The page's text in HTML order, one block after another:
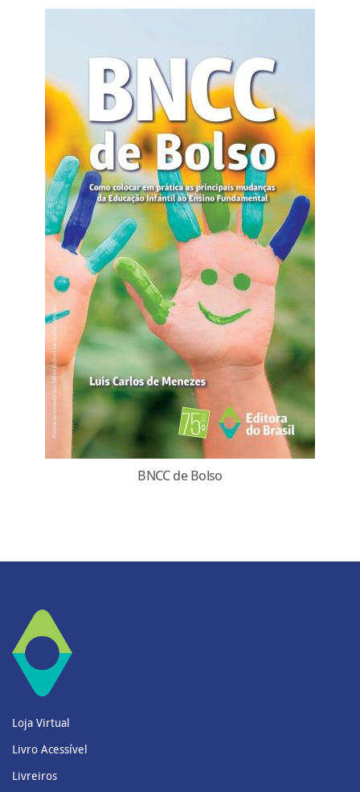
BNCC de Bolso
Loja Virtual
Livro Acessível
Livreiros